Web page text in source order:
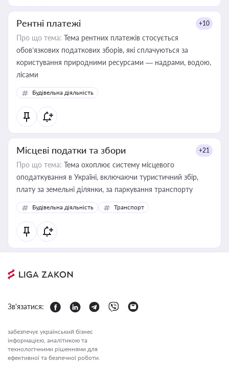
Рентні платежі +10
Про що тема: Тема рентних платежів стосується
обов’язкових податкових зборів, які сплачуються за
користування природними ресурсами — надрами, водою,
лісами
Будівельна діяльність
Місцеві податки та збори +21
Про що тема: Тема охоплює систему місцевого
оподаткування в Україні, включаючи туристичний збір,
плату за земельні ділянки, за паркування транспорту
Будівельна діяльність Транспорт
Зв'язатися:
забезпечує український бізнес
інформацією, аналітикою та
технологічними рішеннями для
ефективної та безпечної роботи.